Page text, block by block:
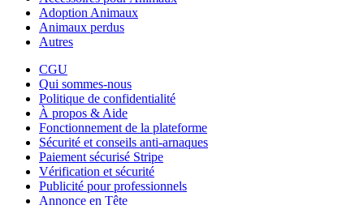
Adoption Animaux
Animaux perdus
Autres
CGU
Qui sommes-nous
Politique de confidentialité
À propos & Aide
Fonctionnement de la plateforme
Sécurité et conseils anti-arnaques
Paiement sécurisé Stripe
Vérification et sécurité
Publicité pour professionnels
Annonce en Tête